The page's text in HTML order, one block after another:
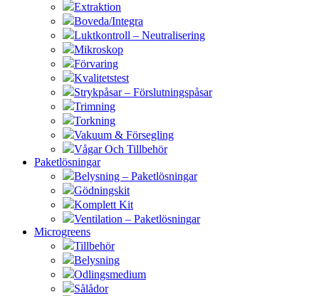
Extraktion
Boveda/Integra
Luktkontroll – Neutralisering
Mikroskop
Förvaring
Kvalitetstest
Strykpåsar – Förslutningspåsar
Trimning
Torkning
Vakuum & Försegling
Vågar Och Tillbehör
Paketlösningar
Belysning – Paketlösningar
Gödningskit
Komplett Kit
Ventilation – Paketlösningar
Microgreens
Tillbehör
Belysning
Odlingsmedium
Sålådor